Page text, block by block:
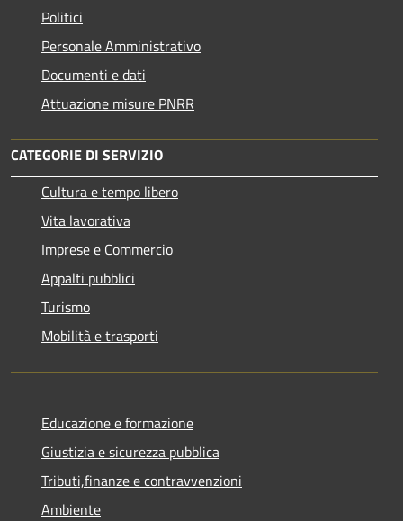
Politici
Personale Amministrativo
Documenti e dati
Attuazione misure PNRR
CATEGORIE DI SERVIZIO
Cultura e tempo libero
Vita lavorativa
Imprese e Commercio
Appalti pubblici
Turismo
Mobilità e trasporti
Educazione e formazione
Giustizia e sicurezza pubblica
Tributi,finanze e contravvenzioni
Ambiente